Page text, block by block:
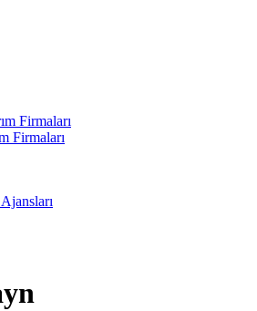
Firmaları
Firmaları